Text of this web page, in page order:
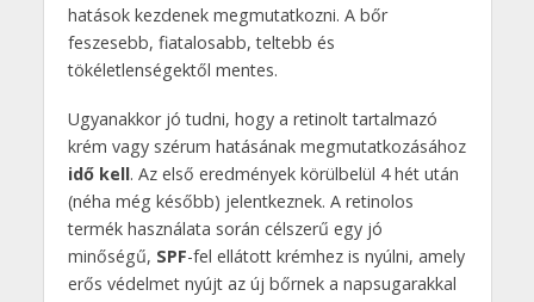
hatások kezdenek megmutatkozni. A bőr
feszesebb, fiatalosabb, teltebb és
tökéletlenségektől mentes.
Ugyanakkor jó tudni, hogy a retinolt tartalmazó
krém vagy szérum hatásának megmutatkozásához
idő kell. Az első eredmények körülbelül 4 hét után
(néha még később) jelentkeznek. A retinolos
termék használata során célszerű egy jó
minőségű, SPF-fel ellátott krémhez is nyúlni, amely
erős védelmet nyújt az új bőrnek a napsugarakkal